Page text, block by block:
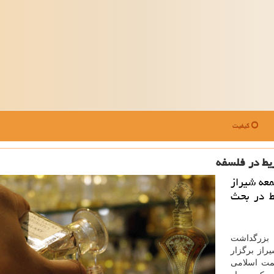
کیفیت
در فلسفه
شیراز
در بحث
بزرگداشت
برگزار
اسلامی